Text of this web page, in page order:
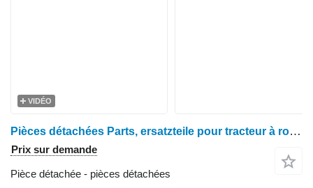
VIDÉO
Pièces détachées Parts, ersatzteile pour tracteur à roues John Deere 6210 6110 6310 6410
Prix sur demande
Pièce détachée - pièces détachées